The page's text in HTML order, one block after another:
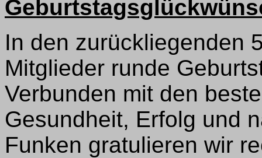
In den zurückliegenden
Mitglieder runde
Verbunden mit den
Gesundheit, Erfolg und
Funken gratulieren wir